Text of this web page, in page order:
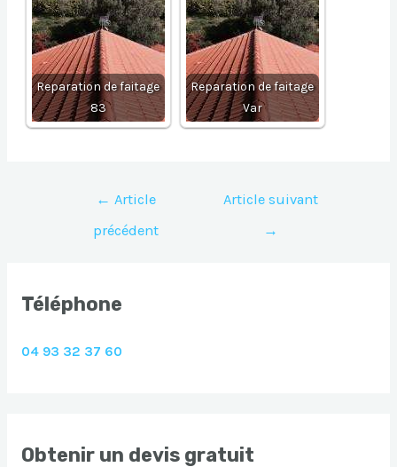
Reparation de faitage
83
Reparation de faitage
Var
Navigation
l’article
← Article
précédent
Article suivant
→
Téléphone
04 93 32 37 60
Obtenir un devis gratuit